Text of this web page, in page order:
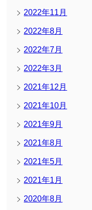
2022年11月
2022年8月
2022年7月
2022年3月
2021年12月
2021年10月
2021年9月
2021年8月
2021年5月
2021年1月
2020年8月